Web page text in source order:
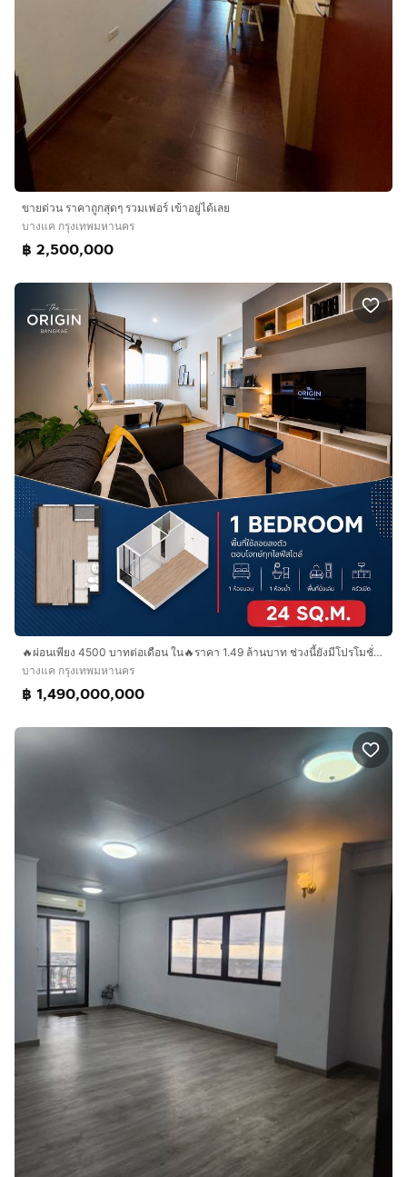
ขายด่วน ราคาถูกสุดๆ รวมเฟอร์ เข้าอยู่ได้เลย
บางแค กรุงเทพมหานคร
฿ 2,500,000
🔥ผ่อนเพียง 4500 บาทต่อเดือน ใน🔥ราคา 1.49 ล้านบาท ช่วงนี้ยังมีโปรโมชั่นและส่วนลดอีกเพียบ
บางแค กรุงเทพมหานคร
฿ 1,490,000,000